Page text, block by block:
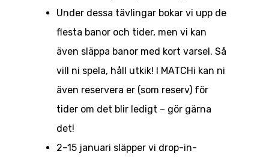
Under dessa tävlingar bokar vi upp de
flesta banor och tider, men vi kan
även släppa banor med kort varsel. Så
vill ni spela, håll utkik! I MATCHi kan ni
även reservera er (som reserv) för
tider om det blir ledigt – gör gärna
det!
2–15 januari släpper vi drop-in-